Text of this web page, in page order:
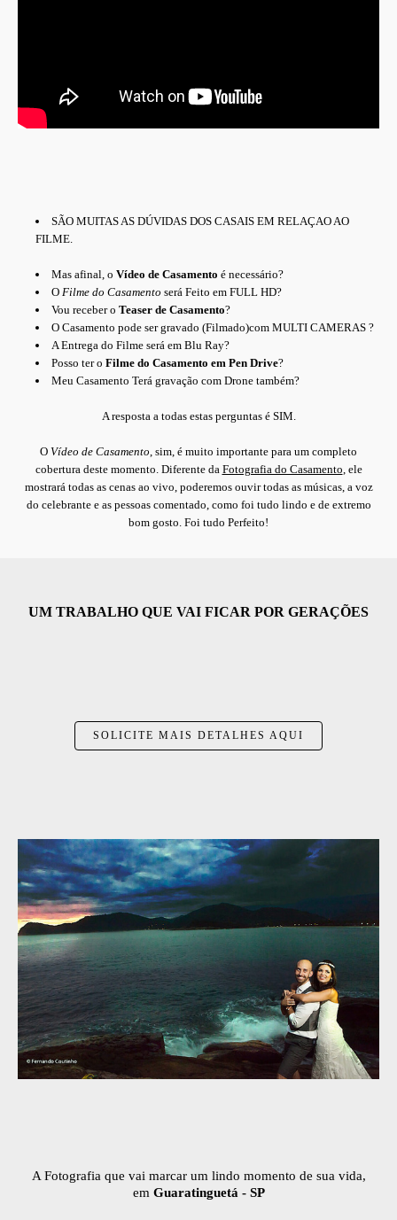
SÃO MUITAS AS DÚVIDAS DOS CASAIS EM RELAÇAO AO
FILME.
Mas afinal, oVídeo de Casamento é necessário?
O Filme do Casamento será Feito em FULL HD?
Vou receber oTeaser de Casamento?
O Casamento pode ser gravado (Filmado)com MULTI CAMERAS ?
A Entrega do Filme será em Blu Ray?
Posso ter oFilme do Casamento em Pen Drive?
Meu Casamento Terá gravação com Drone também?
A resposta a todas estas perguntas é SIM.
O Vídeo de Casamento , sim, é muito importante para um completo
cobertura deste momento. Diferente da Fotografia do Casamento , ele
mostrará todas as cenas ao vivo, poderemos ouvir todas as músicas, a voz
do celebrante e as pessoas comentado, como foi tudo lindo e de extremo
bom gosto. Foi tudo Perfeito!
UM TRABALHO QUE VAI FICAR POR GERAÇÕES
SOLICITE MAIS DETALHES AQUI
A Fotografia que vai marcar um lindo momento de sua vida,
em Guaratinguetá - SP